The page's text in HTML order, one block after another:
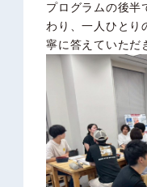
プログラムの後半
わり、一人ひとり
寧に答えていただ